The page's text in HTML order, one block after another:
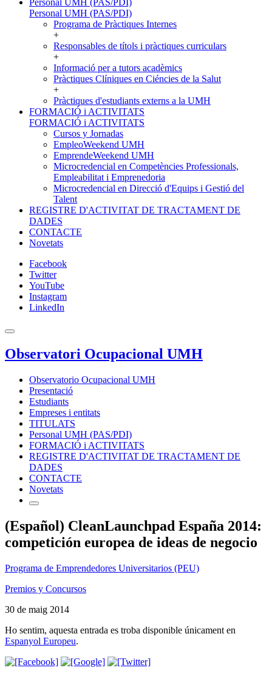
Personal UMH (PAS/PDI)
Personal UMH (PAS/PDI)
Programa de Pràctiques Internes
+
Responsables de títols i pràctiques curriculars
+
Informació per a tutors acadèmics
Pràctiques Clíniques en Ciéncies de la Salut
+
Pràctiques d'estudiants externs a la UMH
FORMACIÓ i ACTIVITATS
FORMACIÓ i ACTIVITATS
Cursos y Jornadas
EmpleoWeekend UMH
EmprendeWeekend UMH
Microcredencial en Competències Professionals,
Empleabilitat i Emprenedoria
Microcredencial en Direcció d'Equips i Gestió del
Talent
REGISTRE D'ACTIVITAT DE TRACTAMENT DE
DADES
CONTACTE
Novetats
Facebook
Twitter
YouTube
Instagram
LinkedIn
Observatori Ocupacional UMH
Observatorio Ocupacional UMH
Presentació
Estudiants
Empreses i entitats
TITULATS
Personal UMH (PAS/PDI)
FORMACIÓ i ACTIVITATS
REGISTRE D'ACTIVITAT DE TRACTAMENT DE
DADES
CONTACTE
Novetats
(Español) CleanLaunchpad España 2014:
competición europea de ideas de negocio
Programa de Emprendedores Universitarios (PEU)
Premios y Concursos
30 de maig 2014
Ho sentim, aquesta entrada es troba disponible únicament en
Espanyol Europeu.